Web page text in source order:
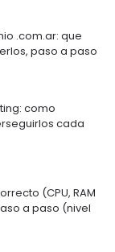
.com.ar: que
paso a paso
como
cada
(CPU, RAM
a paso (nivel